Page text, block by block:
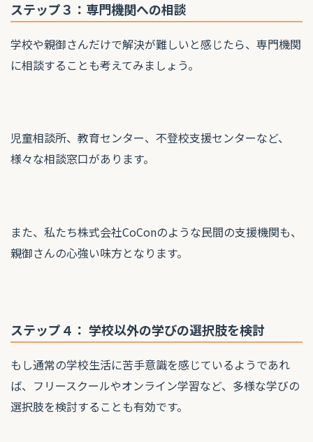
ステップ３：専門機関への相談
学校や親御さんだけで解決が難しいと感じたら、専門機関
に相談することも考えてみましょう。
児童相談所、教育センター、不登校支援センターなど、
様々な相談窓口があります。
また、私たち株式会社CoConのような民間の支援機関も、
親御さんの心強い味方となります。
ステップ４： 学校以外の学びの選択肢を検討
もし通常の学校生活に苦手意識を感じているようであれ
ば、フリースクールやオンライン学習など、多様な学びの
選択肢を検討することも有効です。